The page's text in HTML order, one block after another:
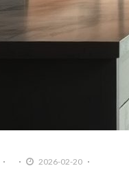
2026-02-20